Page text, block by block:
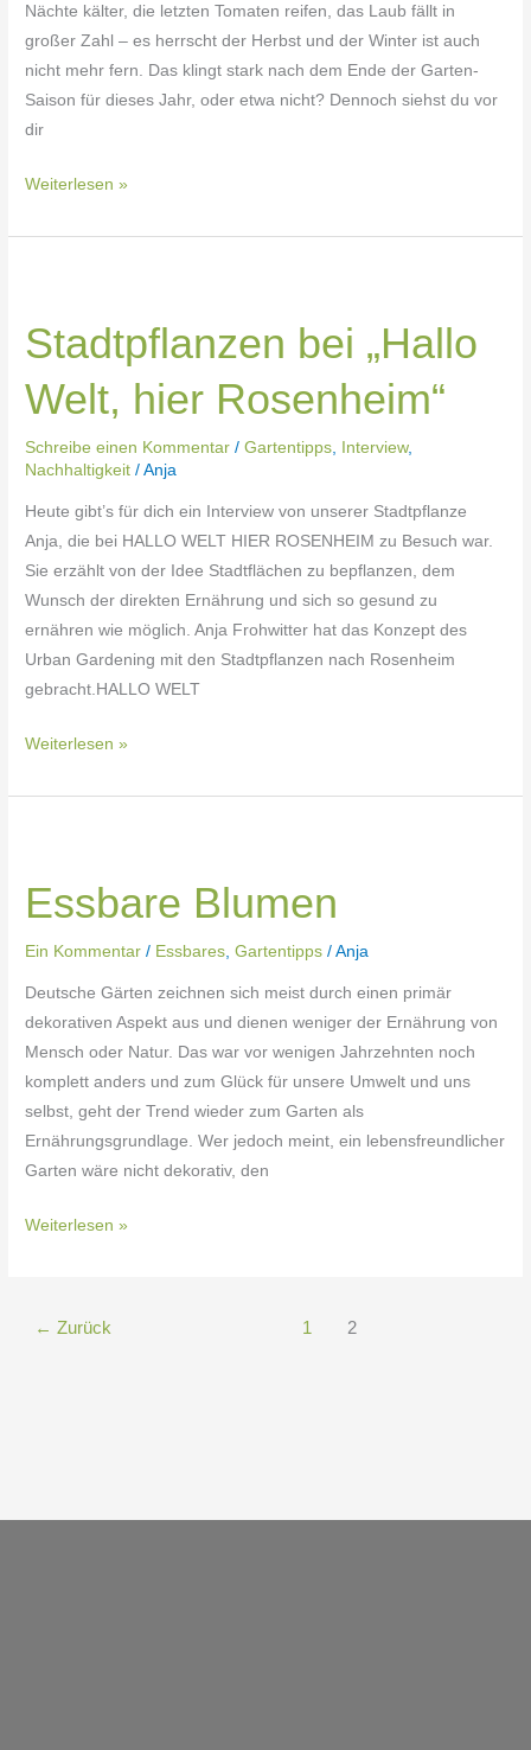
Nächte kälter, die letzten Tomaten reifen, das Laub fällt in
großer Zahl – es herrscht der Herbst und der Winter ist auch
nicht mehr fern. Das klingt stark nach dem Ende der Garten-
Saison für dieses Jahr, oder etwa nicht? Dennoch siehst du vor
dir
Weiterlesen »
Stadtpflanzen bei „Hallo
Welt, hier Rosenheim“
Schreibe einen Kommentar /Gartentipps Interview,
Nachhaltigkeit /Anja
Heute gibt’s für dich ein Interview von unserer Stadtpflanze
Anja, die bei HALLO WELT HIER ROSENHEIM zu Besuch war.
Sie erzählt von der Idee Stadtflächen zu bepflanzen, dem
Wunsch der direkten Ernährung und sich so gesund zu
ernähren wie möglich. Anja Frohwitter hat das Konzept des
Urban Gardening mit den Stadtpflanzen nach Rosenheim
gebracht.HALLO WELT
„Hallo
hier
Rosenheim“
Weiterlesen »
Essbare Blumen
Ein Kommentar / Essbares ,Gartentipps /Anja
Deutsche Gärten zeichnen sich meist durch einen primär
dekorativen Aspekt aus und dienen weniger der Ernährung von
Mensch oder Natur. Das war vor wenigen Jahrzehnten noch
komplett anders und zum Glück für unsere Umwelt und uns
selbst, geht der Trend wieder zum Garten als
Ernährungsgrundlage. Wer jedoch meint, ein lebensfreundlicher
Garten wäre nicht dekorativ, den
Weiterlesen »
← Zurück 1 2